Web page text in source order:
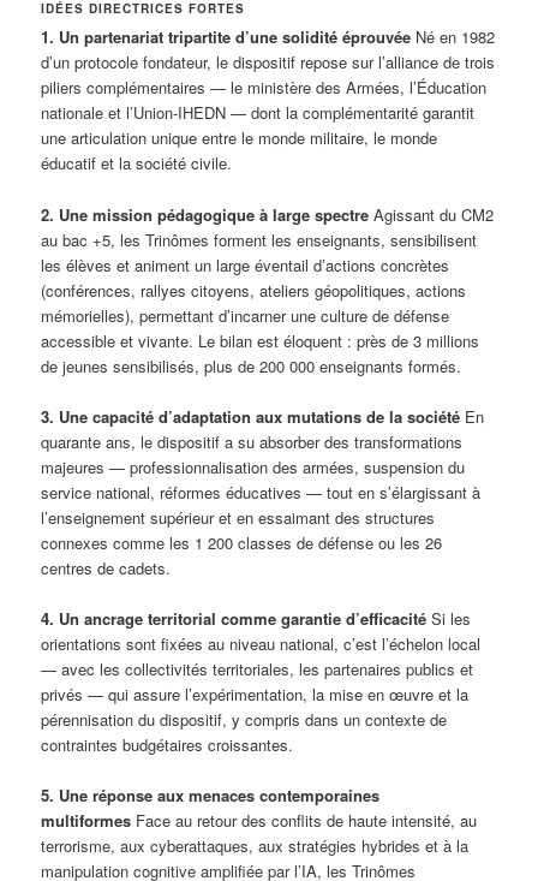
IDÉES DIRECTRICES FORTES
1. Un partenariat tripartite d’une solidité éprouvée Né en 1982
d’un protocole fondateur, le dispositif repose sur l’alliance de trois
piliers complémentaires — le ministère des Armées, l’Éducation
nationale et l’Union-IHEDN — dont la complémentarité garantit
une articulation unique entre le monde militaire, le monde
éducatif et la société civile.
2. Une mission pédagogique à large spectre Agissant du CM2
au bac +5, les Trinômes forment les enseignants, sensibilisent
les élèves et animent un large éventail d’actions concrètes
(conférences, rallyes citoyens, ateliers géopolitiques, actions
mémorielles), permettant d’incarner une culture de défense
accessible et vivante. Le bilan est éloquent : près de 3 millions
de jeunes sensibilisés, plus de 200 000 enseignants formés.
3. Une capacité d’adaptation aux mutations de la société En
quarante ans, le dispositif a su absorber des transformations
majeures — professionnalisation des armées, suspension du
service national, réformes éducatives — tout en s’élargissant à
l’enseignement supérieur et en essaimant des structures
connexes comme les 1 200 classes de défense ou les 26
centres de cadets.
4. Un ancrage territorial comme garantie d’efficacité Si les
orientations sont fixées au niveau national, c’est l’échelon local
— avec les collectivités territoriales, les partenaires publics et
privés — qui assure l’expérimentation, la mise en œuvre et la
pérennisation du dispositif, y compris dans un contexte de
contraintes budgétaires croissantes.
5. Une réponse aux menaces contemporaines
multiformes Face au retour des conflits de haute intensité, au
terrorisme, aux cyberattaques, aux stratégies hybrides et à la
manipulation cognitive amplifiée par l’IA, les Trinômes